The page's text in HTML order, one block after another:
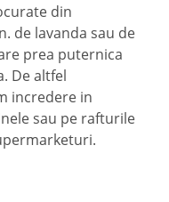
din
de lavanda sau de
prea puternica
De altfel
incredere in
sau pe rafturile